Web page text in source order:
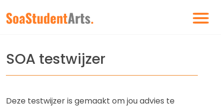
SOA testwijzer
Deze testwijzer is gemaakt om jou advies te